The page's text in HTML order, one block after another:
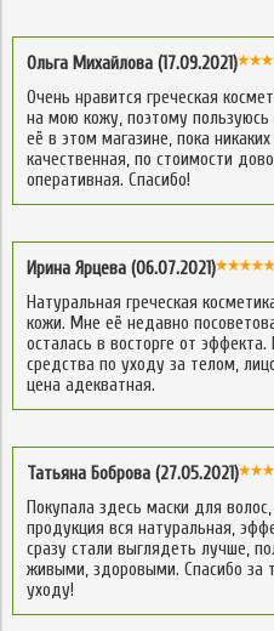
Ольга Михайлова (17.09.2021)
Очень нравится греческая
на мою кожу, поэтому
её в этом магазине, пока
качественная, по стоимости
оперативная. Спасибо!
Ирина Ярцева (06.07.2021)
Натуральная греческая
кожи. Мне её недавно
осталась в восторге от
средства по уходу за телом,
цена адекватная.
Татьяна Боброва (27.05.2021)
Покупала здесь маски для
продукция вся натуральная,
сразу стали выглядеть лучше,
живыми, здоровыми. Спасибо за
уходу!